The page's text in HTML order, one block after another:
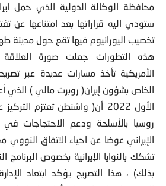
محافظة الوكالة الدولية الذي حمل
ستؤدي اليه قراراتها بعد امتناعها عن
تخصيب اليورانيوم فيها تقع حول مدينة
هذه التطورات جعلت صورة العلاقة
الأمريكية تأخذ مسارات عديدة عبر
الخاص بشؤون إيران( روبرت مالي ) الذي
الأول 2022 أن( واشنطن تعتزم
روسيا بالأسلحة ودعم الاحتجاجات
الإيراني عوضا عن احياء الاتفاق
تشكك بالنوايا الإيرانية بخصوص
بذلك) ، هذا التصريح يؤكد ابتعاد